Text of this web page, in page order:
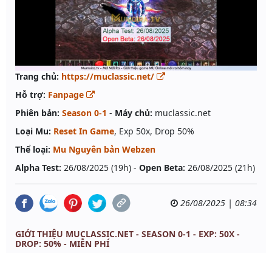
Trang chủ: https://muclassic.net/
Hỗ trợ: Fanpage
Phiên bản: Season 0-1 - Máy chủ: muclassic.net
Loại Mu: Reset In Game, Exp 50x, Drop 50%
Thể loại: Mu Nguyên bản Webzen
Alpha Test: 26/08/2025 (19h) - Open Beta: 26/08/2025 (21h)
26/08/2025 | 08:34
GIỚI THIỆU MUCLASSIC.NET - SEASON 0-1 - EXP: 50X -
DROP: 50% - MIỄN PHÍ